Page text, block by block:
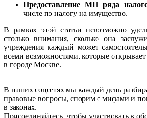
Предоставление МП ряда
числе по налогу на имущество.
В рамках этой статьи невозможно
столько внимания, сколько она
учреждения каждый может
всеми возможностями, которые
в городе Москве.
В наших соцсетях мы каждый день
правовые вопросы, спорим с мифами и
в законах.
Присоединяйтесь, чтобы участвовать в